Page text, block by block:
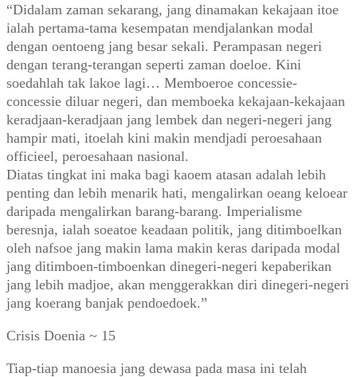
“Didalam zaman sekarang, jang dinamakan kekajaan itoe
ialah pertama-tama kesempatan mendjalankan modal
dengan oentoeng jang besar sekali. Perampasan negeri
dengan terang-terangan seperti zaman doeloe. Kini
soedahlah tak lakoe lagi… Memboeroe concessie-
concessie diluar negeri, dan memboeka kekajaan-kekajaan
keradjaan-keradjaan jang lembek dan negeri-negeri jang
hampir mati, itoelah kini makin mendjadi peroesahaan
officieel, peroesahaan nasional.
Diatas tingkat ini maka bagi kaoem atasan adalah lebih
penting dan lebih menarik hati, mengalirkan oeang keloear
daripada mengalirkan barang-barang. Imperialisme
beresnja, ialah soeatoe keadaan politik, jang ditimboelkan
oleh nafsoe jang makin lama makin keras daripada modal
jang ditimboen-timboenkan dinegeri-negeri kepaberikan
jang lebih madjoe, akan menggerakkan diri dinegeri-negeri
jang koerang banjak pendoedoek.”
Crisis Doenia ~ 15
Tiap-tiap manoesia jang dewasa pada masa ini telah